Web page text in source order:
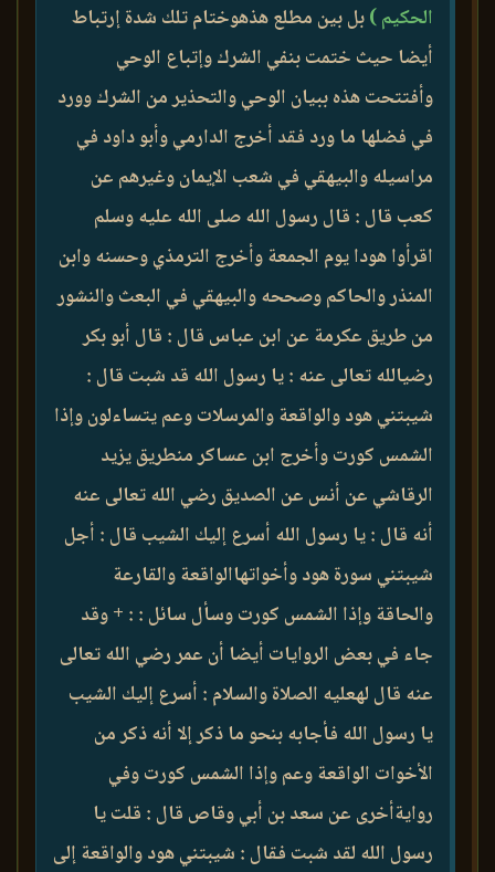
الحكيم )بل بين مطلع هذهوختام تلك شدة إرتباط
أيضا حيث ختمت بنفي الشرك وإتباع الوحي
وأفتتحت هذه ببيان الوحي والتحذير من الشرك وورد
في فضلها ما ورد فقد أخرج الدارمي وأبو داود في
مراسيله والبيهقي في شعب الإيمان وغيرهم عن
كعب قال : قال رسول الله صلى الله عليه وسلم
اقرأوا هودا يوم الجمعة وأخرج الترمذي وحسنه وابن
المنذر والحاكم وصححه والبيهقي في البعث والنشور
من طريق عكرمة عن ابن عباس قال : قال أبو بكر
رضيالله تعالى عنه : يا رسول الله قد شبت قال :
شيبتني هود والواقعة والمرسلات وعم يتساءلون وإذا
الشمس كورت وأخرج ابن عساكر منطريق يزيد
الرقاشي عن أنس عن الصديق رضي الله تعالى عنه
أنه قال : يا رسول الله أسرع إليك الشيب قال : أجل
شيبتني سورة هود وأخواتهاالواقعة والقارعة
والحاقة وإذا الشمس كورت وسأل سائل : : + وقد
جاء في بعض الروايات أيضا أن عمر رضي الله تعالى
عنه قال لهعليه الصلاة والسلام : أسرع إليك الشيب
يا رسول الله فأجابه بنحو ما ذكر إلا أنه ذكر من
الأخوات الواقعة وعم وإذا الشمس كورت وفي
روايةأخرى عن سعد بن أبي وقاص قال : قلت يا
رسول الله لقد شبت فقال : شيبتني هود والواقعة إلى